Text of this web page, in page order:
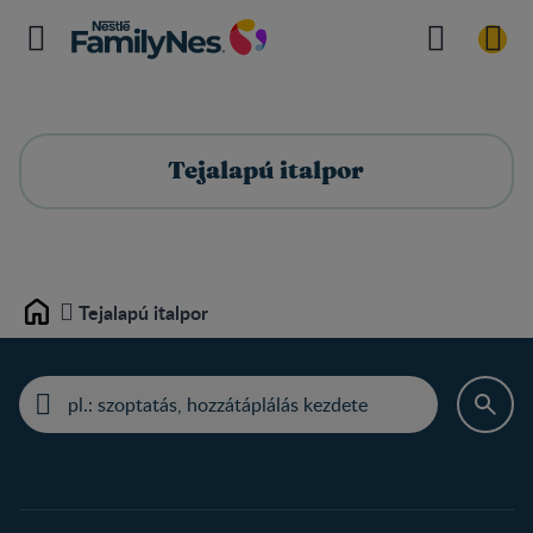
Tejalapú italpor
Home Tejalapú italpor